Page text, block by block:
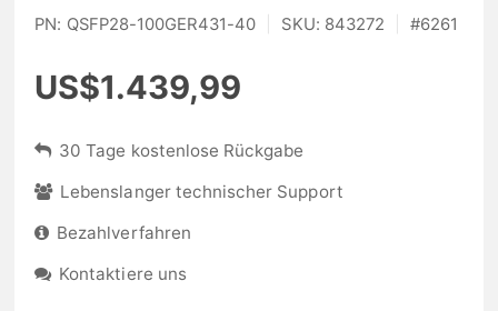
PN: QSFP28-100GER431-40 SKU: 843272 #6261
US$1.439,99
30 Tage kostenlose Rückgabe
Lebenslanger technischer Support
Bezahlverfahren
Kontaktiere uns